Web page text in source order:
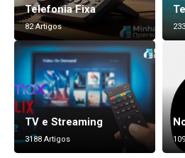
Telefonia Fixa
82 Artigos
TV e Streaming
3188 Artigos